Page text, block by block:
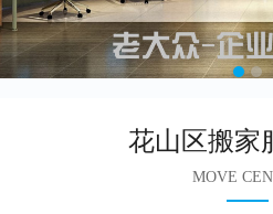
花山区搬家
MOVE